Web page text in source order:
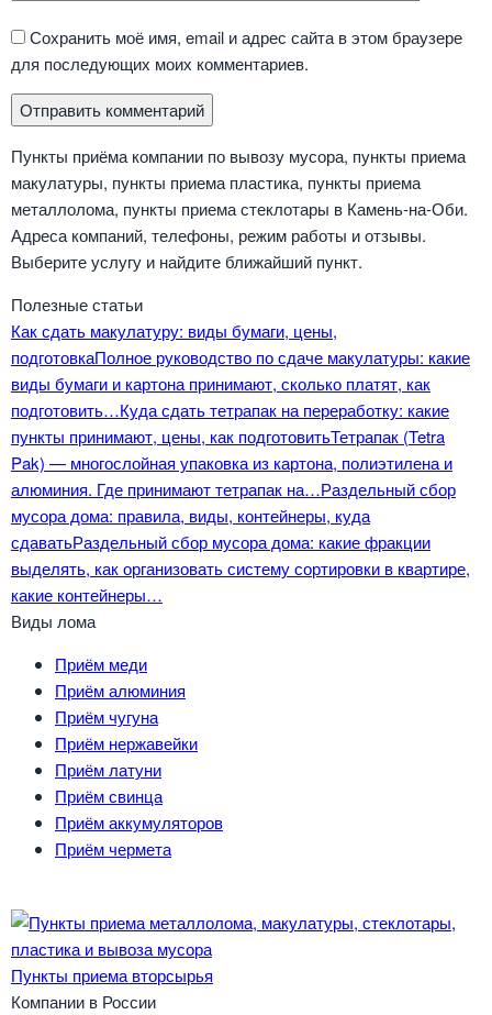
Сохранить моё имя, email и адрес сайта в этом браузере
для последующих моих комментариев.
Пункты приёма компании по вывозу мусора, пункты приема
макулатуры, пункты приема пластика, пункты приема
металлолома, пункты приема стеклотары в Камень-на-Оби.
Адреса компаний, телефоны, режим работы и отзывы.
Выберите услугу и найдите ближайший пункт.
Полезные статьи
Как сдать макулатуру: виды бумаги, цены,
подготовкаПолное руководство по сдаче макулатуры: какие
виды бумаги и картона принимают, сколько платят, как
подготовить…Куда сдать тетрапак на переработку: какие
пункты принимают, цены, как подготовитьТетрапак (Tetra
Pak) — многослойная упаковка из картона, полиэтилена и
алюминия. Где принимают тетрапак на…Раздельный сбор
мусора дома: правила, виды, контейнеры, куда
сдаватьРаздельный сбор мусора дома: какие фракции
выделять, как организовать систему сортировки в квартире,
какие контейнеры…
Виды лома
Приём меди
Приём алюминия
Приём чугуна
Приём нержавейки
Приём латуни
Приём свинца
Приём аккумуляторов
Приём чермета
Пункты приема вторсырья
Компании в России